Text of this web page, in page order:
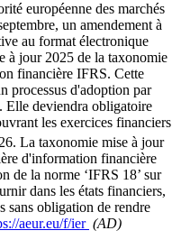
européenne des marchés
un amendement à
au format électronique
à jour 2025 de la taxonomie
financière IFRS. Cette
processus d'adoption par
Elle deviendra obligatoire
les exercices financiers
La taxonomie mise à jour
d'information financière
de la norme ‘IFRS 18’ sur
dans les états financiers,
sans obligation de rendre
aeur.eu/f/ier (AD)